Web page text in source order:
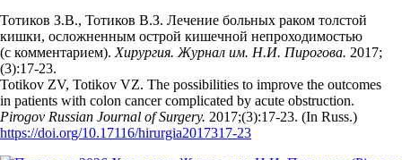
Тотиков З.В., Тотиков В.З. Лечение больных раком толстой
кишки, осложненным острой кишечной непроходимостью
(с комментарием). Хирургия. Журнал им. Н.И. Пирогова. 2017;
(3):17‑23.
Totikov ZV, Totikov VZ. The possibilities to improve the outcomes
in patients with colon cancer complicated by acute obstruction.
Pirogov Russian Journal of Surgery. 2017;(3):17‑23. (In Russ.)
https://doi.org/10.17116/hirurgia2017317-23